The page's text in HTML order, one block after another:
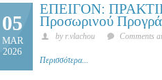
05
MAR
2026
ΕΠΕΙΓΟΝ:
Προσωρινού
by r.vlachou Comments
Περισσότερα...